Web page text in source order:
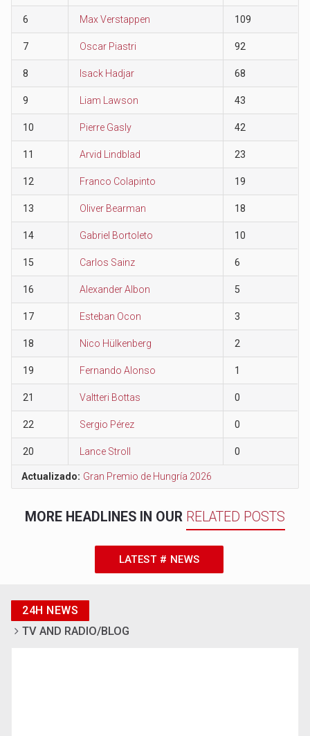
6 Max Verstappen 109
7 Oscar Piastri 92
8 Isack Hadjar 68
9 Liam Lawson 43
10 Pierre Gasly 42
11 Arvid Lindblad 23
12 Franco Colapinto 19
13 Oliver Bearman 18
14 Gabriel Bortoleto 10
15 Carlos Sainz 6
16 Alexander Albon 5
17 Esteban Ocon 3
18 Nico Hülkenberg 2
19 Fernando Alonso 1
21 Valtteri Bottas 0
22 Sergio Pérez 0
20 Lance Stroll 0
Actualizado: Gran Premio de Hungría 2026
MORE HEADLINES IN OUR RELATED POSTS
LATEST # NEWS
24H NEWS
TV AND RADIO/BLOG